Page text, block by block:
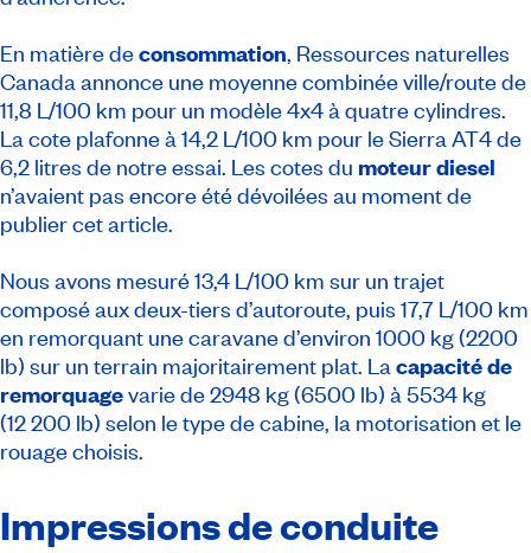
En matière deconsommation, Ressources naturelles
Canada annonce une moyenne combinée ville/route de
11,8 L/100 km pour un modèle 4x4 à quatre cylindres.
La cote plafonne à 14,2 L/100 km pour le Sierra AT4 de
6,2 litres de notre essai. Les cotes du moteur diesel
n’avaient pas encore été dévoilées au moment de
publier cet article.
Nous avons mesuré 13,4 L/100 km sur un trajet
composé aux deux-tiers d’autoroute, puis 17,7 L/100 km
en remorquant une caravane d’environ 1000 kg (2200
lb) sur un terrain majoritairement plat. Lacapacité de
remorquagevarie de 2948 kg (6500 lb) à 5534 kg
(12 200 lb) selon le type de cabine, la motorisation et le
rouage choisis.
Impressions de conduite